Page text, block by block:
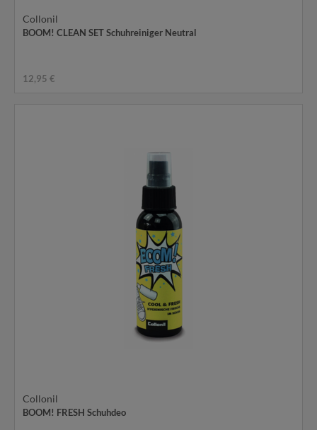
Collonil
BOOM! CLEAN SET Schuhreiniger Neutral
12,95 €
Collonil
BOOM! FRESH Schuhdeo